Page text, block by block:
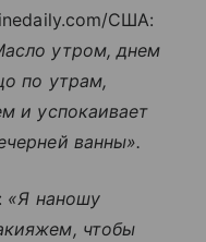
США:
утром, днем
по утрам,
и успокаивает
ванны».
«Я наношу
чтобы